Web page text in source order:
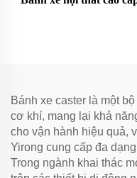
Bánh xe caster là một
cơ khí, mang lại khả
cho vận hành hiệu quả,
Yirong cung cấp đa
Trong ngành khai thác